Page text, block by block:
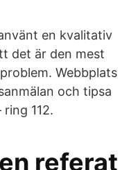
en kvalitativ
det är den mest
Webbplats
och tipsa
112.
referat